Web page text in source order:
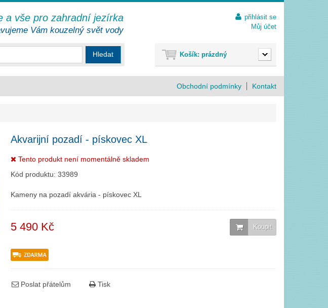
Akvarijní pozadí - pískovec XL
Tento produkt není momentálně skladem
Kód produktu: 33989
Kameny na pozadí akvária - pískovec XL
5 490 Kč Koupit
Poslat přátelům Tisk
Obchodní podmínky Kontakt
Hledat
přihlásit se
Můj účet
Košík: prázdný
a vše pro zahradní jezírka
Vám kouzelný svět vody